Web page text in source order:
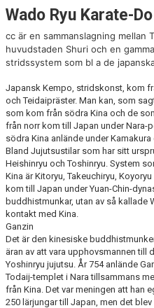
Wado Ryu Karate-Do
cc är en sammanslagning mellan
huvudstaden Shuri och en
stridssystem som bl a de
Japansk Kempo, stridskonst, kom
och Teidaipräster. Man kan, som
som kom från södra Kina och de
från norr kom till Japan under Nara-
södra Kina anlände under
Bland Jujutsustilar som har sitt
Heishinryu och Toshinryu. System
Kina är Kitoryu, Takeuchiryu,
kom till Japan under Yuan-Chin-
buddhistmunkar, utan av så kallade
kontakt med Kina.
Ganzin
Det är den kinesiske
äran av att vara upphovsmannen till
Yoshinryu jujutsu. År 754 anlände
Todaij-templet i Nara tillsammans
från Kina. Det var meningen att han
250 lärjungar till Japan, men det